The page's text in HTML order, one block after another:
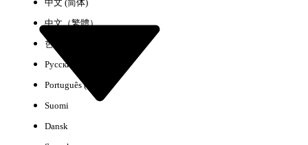
中文 (简体)
中文（繁體）
한국어
Русский
Português (Brasil)
Suomi
Dansk